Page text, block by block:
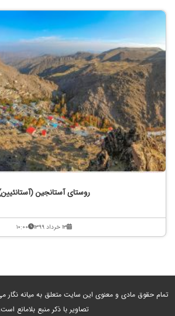
روستای آستانجین
۱۳ خرداد ۱۳۹۹ ۱۰:۰۰
تمام حقوق مادی و معنوی این سایت متعلق به میانه نگار
تصاویر با ذکر منبع بلامانع است.